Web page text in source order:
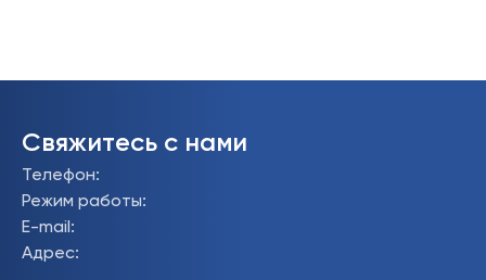
Свяжитесь с нами
Телефон:
Режим работы:
E-mail :
Адрес: